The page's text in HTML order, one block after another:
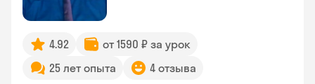
4.92
от 1590 ₽ за урок
25 лет опыта
4 отзыва